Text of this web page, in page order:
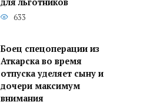
633
Боец спецоперации из
Аткарска во время
отпуска уделяет сыну и
дочери максимум
внимания